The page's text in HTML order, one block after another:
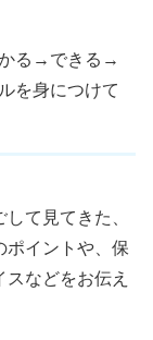
かる→できる→
を身につけて
て見てきた、
ポイントや、保
などをお伝え